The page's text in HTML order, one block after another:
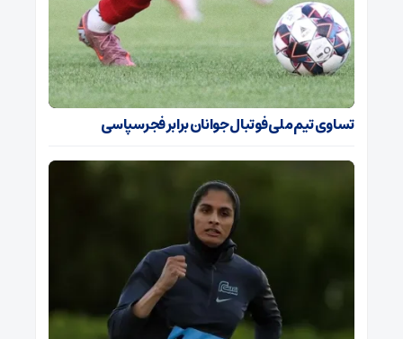
تساوی تیم ملی فوتبال جوانان برابر فجرسپاسی